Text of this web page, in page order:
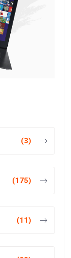
(3)
(175)
(11)